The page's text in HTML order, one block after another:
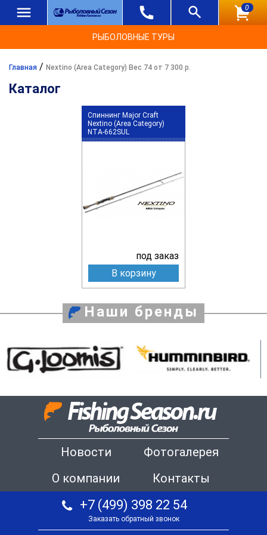
0
РЫБОЛОВНЫЕ ТУРЫ
Главная / Nextino (Area Category) Вес 74 от 7 300 р.
Каталог
Спиннинг Major Craft
Nextino (Area Category)
NTA-662SUL
под заказ
В корзину
Наши бренды
Новости
Фотогалерея
О компании
Контакты
+7 (499) 398 22 54
Заказать обратный звонок